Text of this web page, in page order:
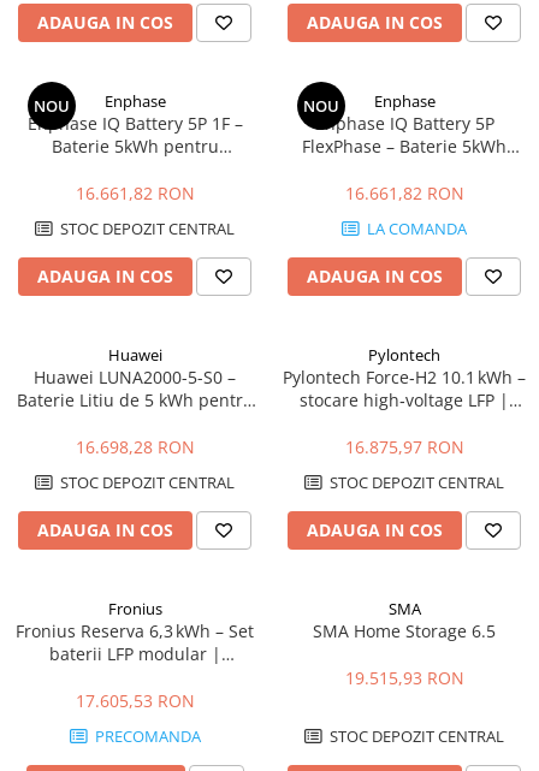
ADAUGA IN COS ADAUGA IN COS
NOU Enphase
Enphase IQ Battery 5P 1F –
Baterie 5kWh pentru
Ready
16.661,82 RON
STOC DEPOZIT CENTRAL
ADAUGA IN COS
NOU Enphase
Enphase IQ Battery 5P
FlexPhase – Baterie 5kWh
Backup Ready
16.661,82 RON
LA COMANDA
ADAUGA IN COS
Huawei
Huawei LUNA2000-5-S0 –
Baterie Litiu de 5 kWh pentru
16.698,28 RON
STOC DEPOZIT CENTRAL
ADAUGA IN COS
Pylontech
Pylontech Force‑H2 10.1 kWh –
stocare high‑voltage LFP |
Sungrow, Goodwe, Sofar
16.875,97 RON
STOC DEPOZIT CENTRAL
ADAUGA IN COS
Fronius
Fronius Reserva 6,3 kWh – Set
baterii LFP modular |
17.605,53 RON
PRECOMANDA
SMA
SMA Home Storage 6.5
19.515,93 RON
STOC DEPOZIT CENTRAL